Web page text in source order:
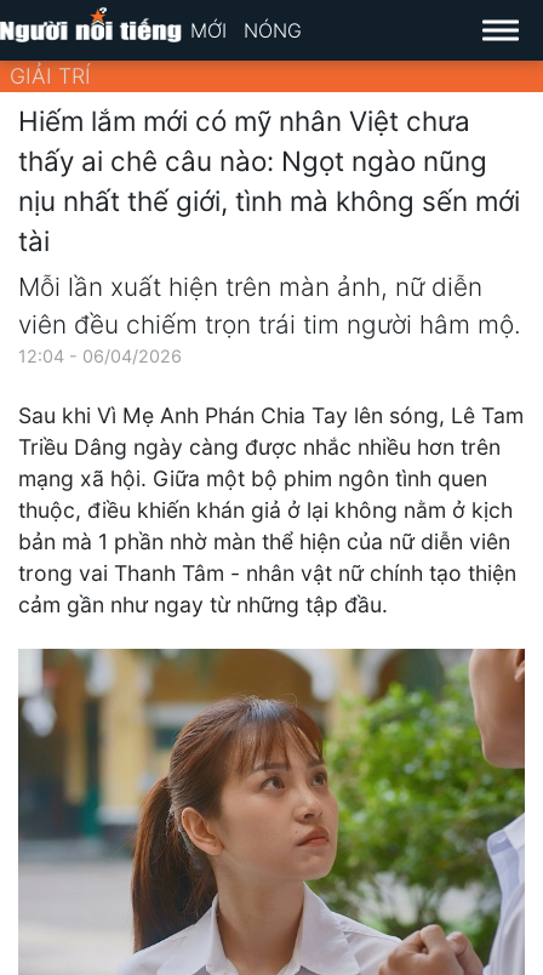
MỚI NÓNG
GIẢI TRÍ
Hiếm lắm mới có mỹ nhân Việt chưa
thấy ai chê câu nào: Ngọt ngào nũng
nịu nhất thế giới, tình mà không sến mới
tài
Mỗi lần xuất hiện trên màn ảnh, nữ diễn
viên đều chiếm trọn trái tim người hâm mộ.
12:04 - 06/04/2026
Sau khi Vì Mẹ Anh Phán Chia Tay lên sóng, Lê Tam
Triều Dâng ngày càng được nhắc nhiều hơn trên
mạng xã hội. Giữa một bộ phim ngôn tình quen
thuộc, điều khiến khán giả ở lại không nằm ở kịch
bản mà 1 phần nhờ màn thể hiện của nữ diễn viên
trong vai Thanh Tâm - nhân vật nữ chính tạo thiện
cảm gần như ngay từ những tập đầu.